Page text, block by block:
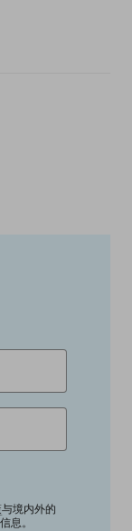
与境内外的
息。